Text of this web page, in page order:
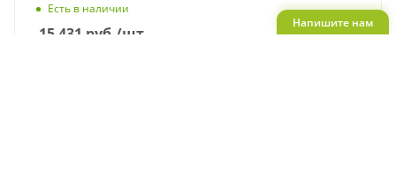
Есть в наличии
15 431 руб. /шт
Напишите нам